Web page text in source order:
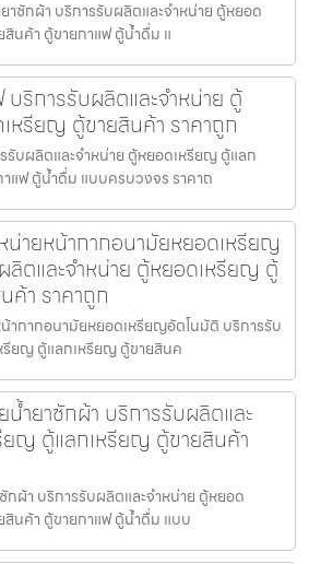
ซักผ้า บริการรับผลิตและจำหน่าย ตู้หยอด
นค้า ตู้ขายกาแฟ ตู้น้ำดื่ม แ
บริการรับผลิตและจำหน่าย ตู้
หรียญ ตู้ขายสินค้า ราคาถูก
รับผลิตและจำหน่าย ตู้หยอดเหรียญ ตู้แลก
แฟ ตู้น้ำดื่ม แบบครบวงจร ราคาถ
น่ายหน้ากากอนามัยหยอดเหรียญ​​​
ลิตและจำหน่าย ตู้หยอดเหรียญ ตู้
ค้า ราคาถูก
ากากอนามัยหยอดเหรียญ​​​อัตโนมัติ บริการรับ
รียญ ตู้แลกเหรียญ ตู้ขายสินค
น้ำยาซักผ้า บริการรับผลิตและ
ยญ ตู้แลกเหรียญ ตู้ขายสินค้า
กผ้า บริการรับผลิตและจำหน่าย ตู้หยอด
นค้า ตู้ขายกาแฟ ตู้น้ำดื่ม แบบ